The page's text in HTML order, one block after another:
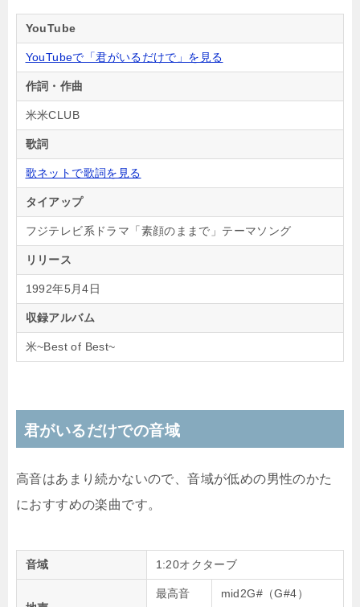
YouTube
YouTubeで「君がいるだけで」を見る
作詞・作曲
米米CLUB
歌詞
歌ネットで歌詞を見る
タイアップ
フジテレビ系ドラマ「素顔のままで」テーマソング
リリース
1992年5月4日
収録アルバム
米~Best of Best~
君がいるだけでの音域
高音はあまり続かないので、音域が低めの男性のかた
におすすめの楽曲です。
音域 1:20オクターブ
最高音 mid2G#（G#4）